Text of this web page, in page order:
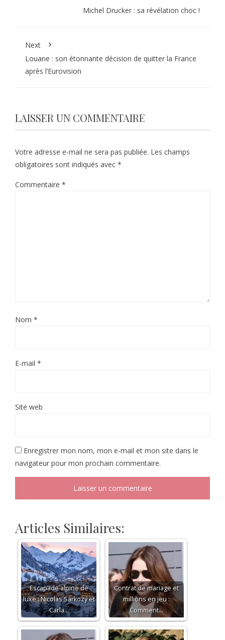
Michel Drucker : sa révélation choc !
Next
Louane : son étonnante décision de quitter la France
après l’Eurovision
LAISSER UN COMMENTAIRE
Votre adresse e-mail ne sera pas publiée. Les champs
obligatoires sont indiqués avec *
Commentaire *
Nom *
E-mail *
Site web
Enregistrer mon nom, mon e-mail et mon site dans le
navigateur pour mon prochain commentaire.
Articles Similaires:
Escapade alpine de
luxe : Nicolas Sarkozy et
Carla…
Contrat de mariage et
millions en jeu :
Comment…